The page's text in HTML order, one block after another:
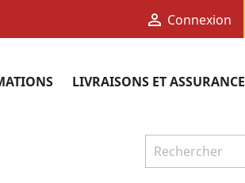
 Connexion
LIVRAISONS ET ASSURANCE